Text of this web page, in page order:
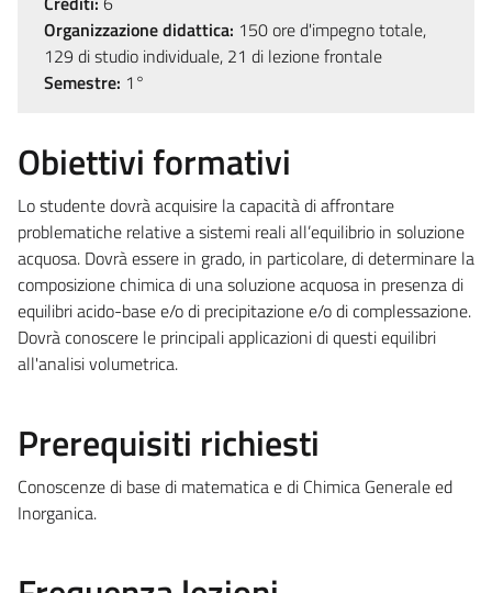
Organizzazione didattica: 150 ore d'impegno totale,
129 di studio individuale, 21 di lezione frontale
Semestre: 1°
Obiettivi formativi
Lo studente dovrà acquisire la capacità di affrontare
problematiche relative a sistemi reali all’equilibrio in soluzione
acquosa. Dovrà essere in grado, in particolare, di determinare la
composizione chimica di una soluzione acquosa in presenza di
equilibri acido-base e/o di precipitazione e/o di complessazione.
Dovrà conoscere le principali applicazioni di questi equilibri
all'analisi volumetrica.
Prerequisiti richiesti
Conoscenze di base di matematica e di Chimica Generale ed
Inorganica.